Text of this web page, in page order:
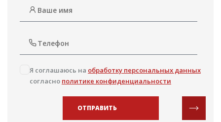
Я соглашаюсь на обработку персональных данных
согласно политике конфиденциальности
ОТПРАВИТЬ